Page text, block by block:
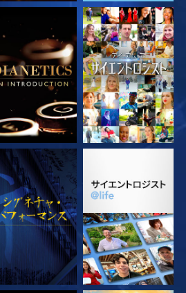
シリーズを探求 観る
観る シリーズを探求